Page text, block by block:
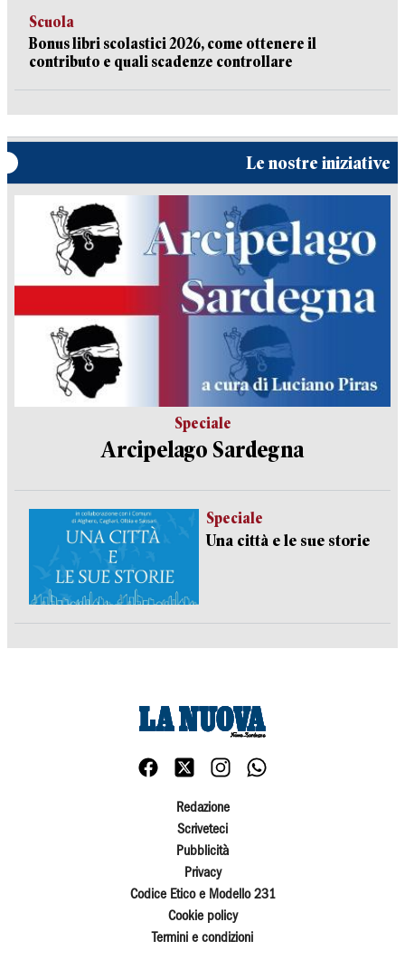
Scuola
Bonus libri scolastici 2026, come ottenere il
contributo e quali scadenze controllare
Le nostre iniziative
Speciale
Arcipelago Sardegna
Speciale
Una città e le sue storie
Redazione
Scriveteci
Pubblicità
Privacy
Codice Etico e Modello 231
Cookie policy
Termini e condizioni